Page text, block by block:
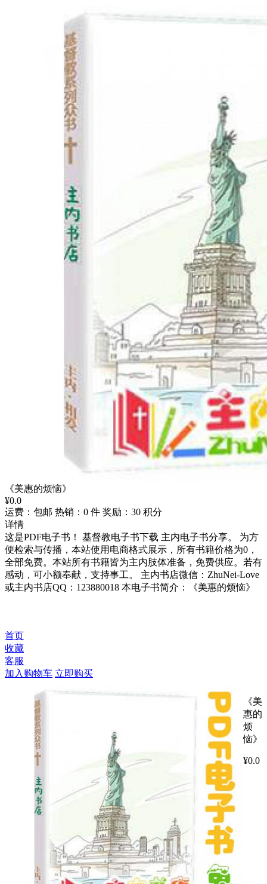
《美惠的烦恼》
¥0.0
运费：包邮 热销：0 件 奖励：30 积分
详情
这是PDF电子书！ 基督教电子书下载 主内电子书分享。 为方
便检索与传播，本站使用电商格式展示，所有书籍价格为0，
全部免费。本站所有书籍皆为主内肢体准备，免费供应。若有
感动，可小额奉献，支持事工。 主内书店微信：ZhuNei-Love
或主内书店QQ：123880018 本电子书简介：《美惠的烦恼》
首页
收藏
客服
加入购物车 立即购买
《美
惠的
烦
恼》
¥0.0